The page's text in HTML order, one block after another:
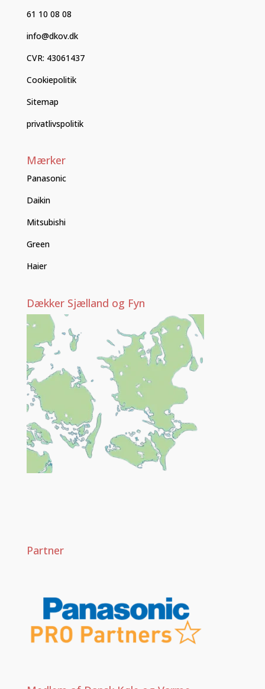
61 10 08 08
info@dkov.dk
CVR: 43061437
Cookiepolitik
Sitemap
privatlivspolitik
Mærker
Panasonic
Daikin
Mitsubishi
Green
Haier
Dækker Sjælland og Fyn
Partner